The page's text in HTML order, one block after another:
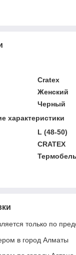
Cratex
Женский
Черный
характеристики
L (48-50)
CRATEX
только по
в город Алматы